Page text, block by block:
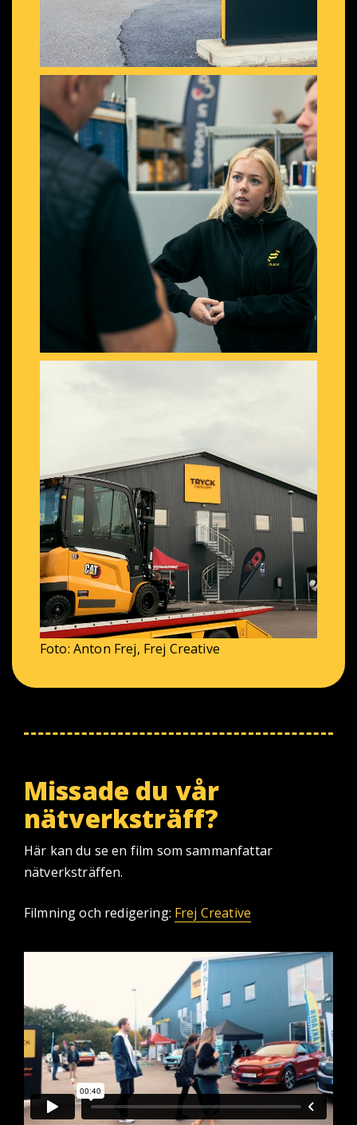
Foto: Anton Frej, Frej Creative
Missade du vår
nätverksträff?
Här kan du se en film som sammanfattar
nätverksträffen.
Filmning och redigering: Frej Creative